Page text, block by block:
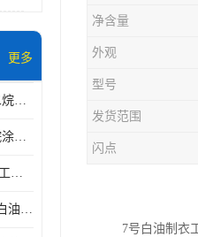
更多
北京石景山供应异构十二烷香精助剂
北京东城供应异构十二烷涂料胶粘油墨稀释剂
北京东城供应D40溶剂油工业金属清洗
北京东城供应5号化妆级白油钻井液润滑剂
净含量
外观
型号
发货范围
闪点
7号白油制衣